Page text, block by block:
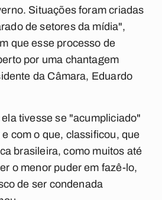
Situações foram criadas
de setores da mídia",
que esse processo de
por uma chantagem
da Câmara, Eduardo
tivesse se "acumpliciado"
com o que, classificou, que
brasileira, como muitos até
o menor puder em fazê-lo,
de ser condenada